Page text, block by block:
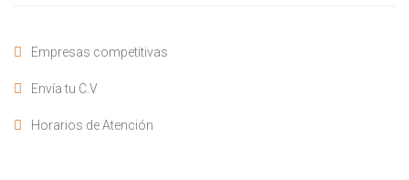
Empresas competitivas
Envía tu C.V
Horarios de Atención